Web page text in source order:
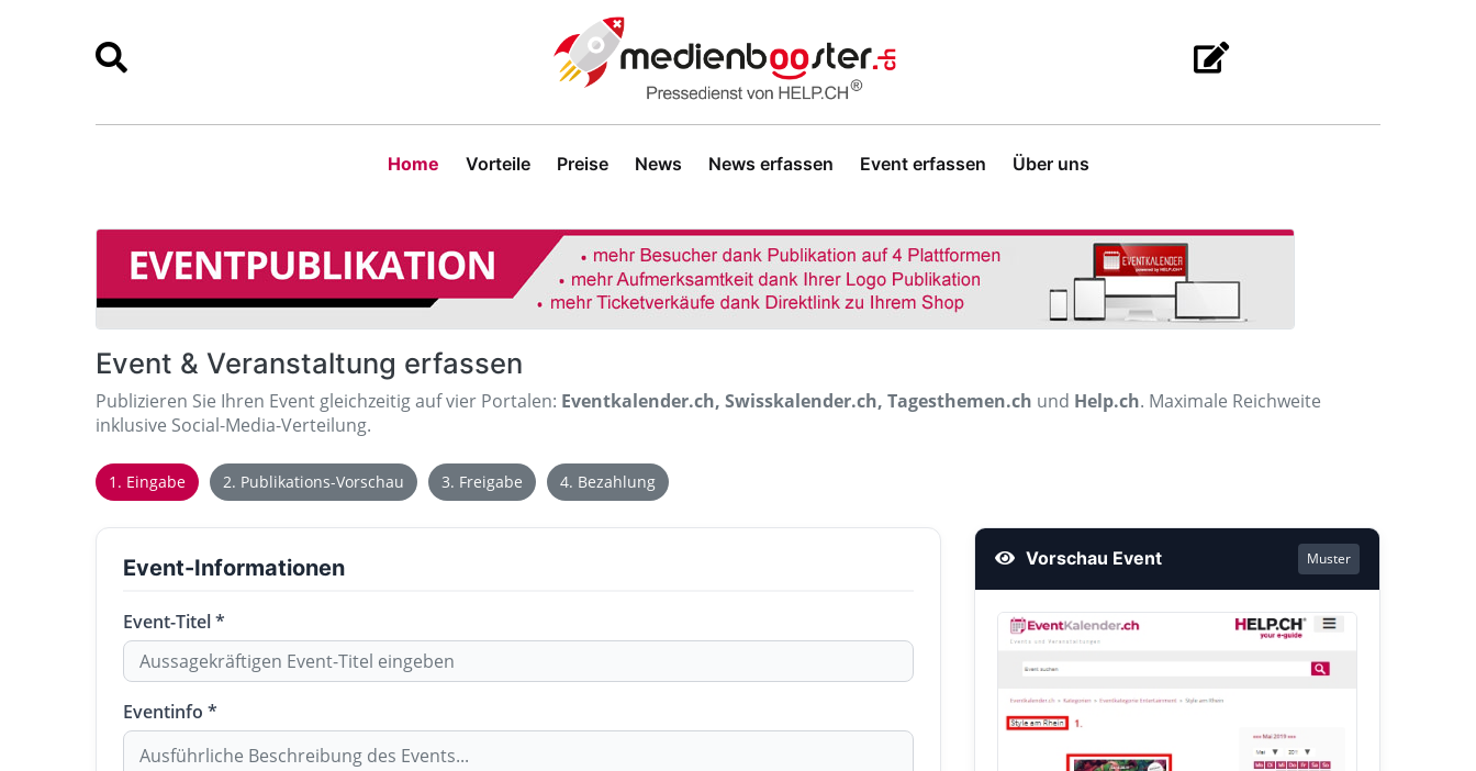
Home Vorteile Preise News News erfassen Event erfassen Über uns
Event & Veranstaltung erfassen
Publizieren Sie Ihren Event gleichzeitig auf vier Portalen: Eventkalender.ch, Swisskalender.ch, Tagesthemen.ch und Help.ch. Maximale Reichweite
inklusive Social-Media-Verteilung.
1. Eingabe 2. Publikations-Vorschau 3. Freigabe 4. Bezahlung
Event-Informationen
Event-Titel *
Eventinfo *
Vorschau Event Muster